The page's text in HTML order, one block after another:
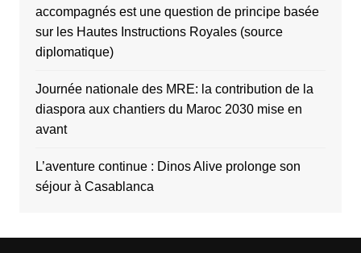
accompagnés est une question de principe basée
sur les Hautes Instructions Royales (source
diplomatique)
Journée nationale des MRE: la contribution de la
diaspora aux chantiers du Maroc 2030 mise en
avant
L’aventure continue : Dinos Alive prolonge son
séjour à Casablanca